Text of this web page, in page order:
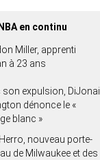
en continu
Miller, apprenti
à 23 ans
son expulsion, DiJonai
dénonce le «
blanc »
nouveau porte-
de Milwaukee et des